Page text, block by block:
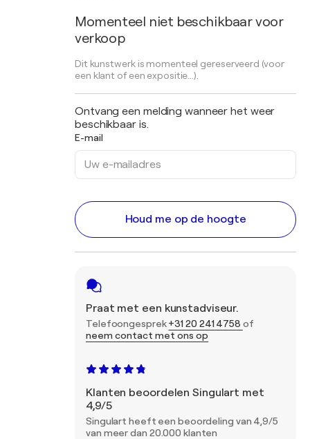
Momenteel niet beschikbaar voor
verkoop
Dit kunstwerk is momenteel gereserveerd (voor
een klant of een expositie...).
Ontvang een melding wanneer het weer
beschikbaar is.
E-mail
Houd me op de hoogte
Praat met een kunstadviseur.
Telefoongesprek+31 20 241 4758 of
neem contact met ons op
Klanten beoordelen Singulart met
4,9/5
Singulart heeft een beoordeling van 4,9/5
van meer dan 20.000 klanten